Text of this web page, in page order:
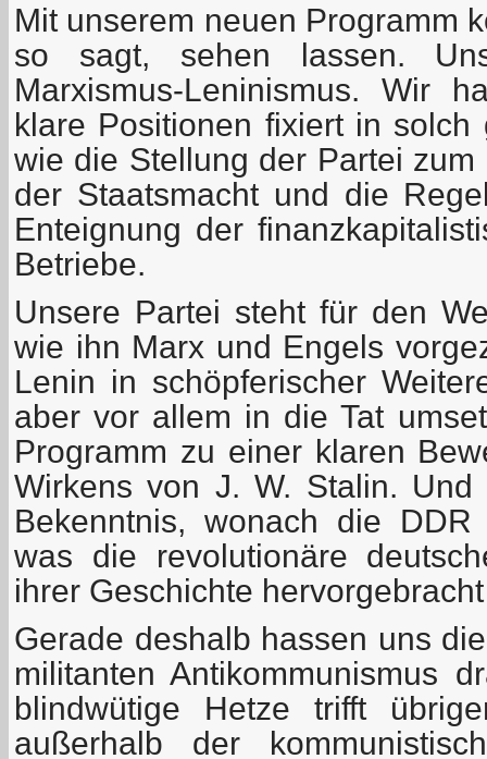
Mit unserem neuen Programm
so sagt, sehen lassen.
Marxismus-Leninismus. Wir
klare Positionen fixiert in solch
wie die Stellung der Partei
der Staatsmacht und die
Enteignung der
Betriebe.
Unsere Partei steht für den
wie ihn Marx und Engels
Lenin in schöpferischer
aber vor allem in die Tat
Programm zu einer klaren
Wirkens von J. W. Stalin.
Bekenntnis, wonach die
was die revolutionäre
ihrer Geschichte
Gerade deshalb hassen uns
militanten Antikommunismus
blindwütige Hetze trifft
außerhalb der